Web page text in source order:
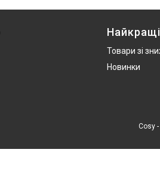
Товари зі
Новинки